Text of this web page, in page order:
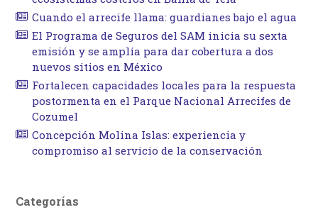
Cuando el arrecife llama: guardianes bajo el agua
El Programa de Seguros del SAM inicia su sexta
emisión y se amplía para dar cobertura a dos
nuevos sitios en México
Fortalecen capacidades locales para la respuesta
postormenta en el Parque Nacional Arrecifes de
Cozumel
Concepción Molina Islas: experiencia y
compromiso al servicio de la conservación
Categorías